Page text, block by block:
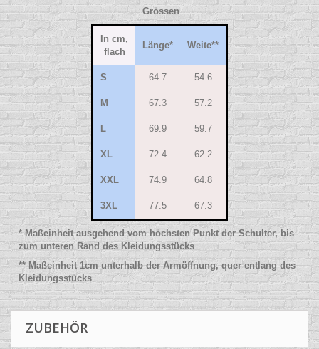
Grössen
In cm,
flach
Länge* Weite**
S 64.7 54.6
M 67.3 57.2
L 69.9 59.7
XL 72.4 62.2
XXL 74.9 64.8
3XL 77.5 67.3
* Maßeinheit ausgehend vom höchsten Punkt der Schulter, bis
zum unteren Rand des Kleidungsstücks
** Maßeinheit 1cm unterhalb der Armöffnung, quer entlang des
Kleidungsstücks
ZUBEHÖR